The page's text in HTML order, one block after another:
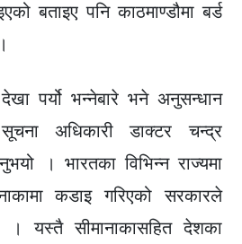
बताइए पनि काठमाण्डौमा बर्ड
पर्यो भन्नेबारे भने अनुसन्धान
अधिकारी डाक्टर चन्द्र
। भारतका विभिन्न राज्यमा
कडाइ गरिएको सरकारले
यस्तै सीमानाकासहित देशका